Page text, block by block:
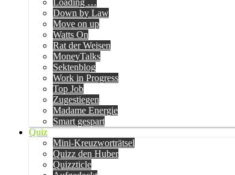
Loading …
Down by Law
Move on up
Watts On
Rat der Weisen
MoneyTalks
Sektenblog
Work in Progress
Top Job
Zugestiegen
Madame Energie
Smart gespart
Quiz
Mini-Kreuzworträtsel
Quizz den Huber
Quizzticle